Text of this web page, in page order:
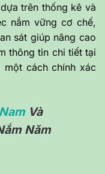
trên thống kê và
nắm vững cơ chế,
sát giúp nâng cao
thông tin chi tiết tại
một cách chính xác
Và
Năm